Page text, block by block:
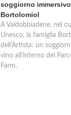
soggiorno
Bortolomiol
A Valdobbiadene, nel
Unesco, la famiglia
dell'Artista: un
vino all'interno del
Farm.